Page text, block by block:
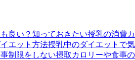
良い？ 知っておきたい授乳の消費カ
エット方法授乳中のダイエットで気
制限をしない摂取カロリーや食事の